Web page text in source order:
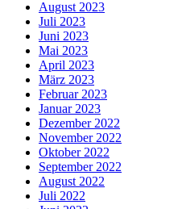
August 2023
Juli 2023
Juni 2023
Mai 2023
April 2023
März 2023
Februar 2023
Januar 2023
Dezember 2022
November 2022
Oktober 2022
September 2022
August 2022
Juli 2022